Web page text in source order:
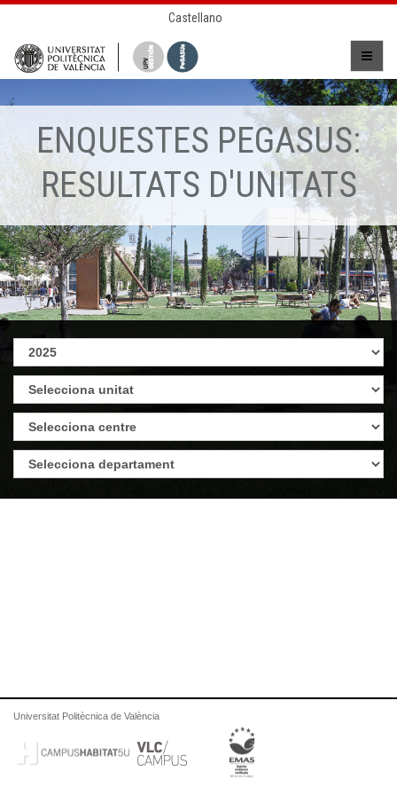
Castellano
ENQUESTES PEGASUS:
RESULTATS D'UNITATS
Universitat Politècnica de València